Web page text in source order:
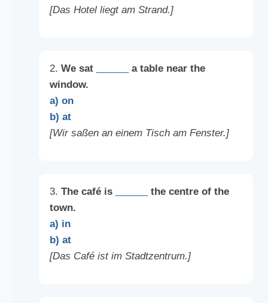
[Das Hotel liegt am Strand.]
2. We sat
a table near the
window.
a) on
b) at
[Wir saßen an einem Tisch am Fenster.]
3. The café is
the centre of the
town.
a) in
b) at
[Das Café ist im Stadtzentrum.]